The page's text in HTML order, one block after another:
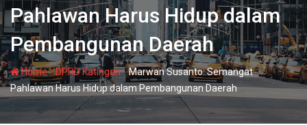
Pahlawan Harus Hidup dalam
Pembangunan Daerah
Home-DPRD Katingan-Marwan Susanto: Semangat
Pahlawan Harus Hidup dalam Pembangunan Daerah